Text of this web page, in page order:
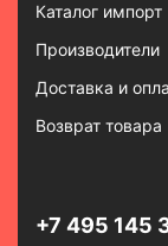
Каталог импорт
Производители
Доставка и
Возврат товара
+7 495 145